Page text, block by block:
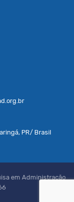
PR/ Brasil
em Administração